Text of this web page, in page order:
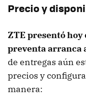
Precio y
ZTE presentó hoy
preventa arranca
de entregas aún
precios y
manera: